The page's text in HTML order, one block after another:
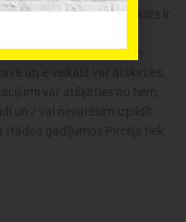
Produkta apraksts ir
no cenām lielveikalos un